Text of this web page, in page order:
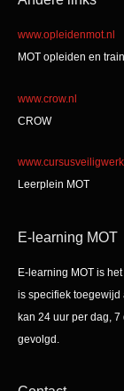
www.opleidenmot.nl
MOT opleiden en
www.crow.nl
CROW
Leerplein MOT
E-learning MOT
E-learning MOT is
is specifiek toegewijd
kan 24 uur per dag,
gevolgd.